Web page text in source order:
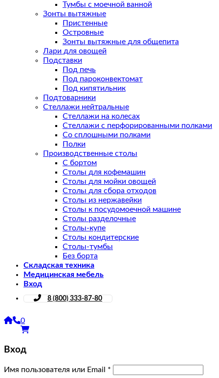
Тумбы с моечной ванной
Зонты вытяжные
Пристенные
Островные
Зонты вытяжные для общепита
Лари для овощей
Подставки
Под печь
Под пароконвектомат
Под кипятильник
Подтоварники
Стеллажи нейтральные
Стеллажи на колесах
Стеллажи с перфорированными полками
Со сплошными полками
Полки
Производственные столы
С бортом
Столы для кофемашин
Столы для мойки овощей
Столы для сбора отходов
Столы из нержавейки
Столы к посудомоечной машине
Столы разделочные
Столы-купе
Столы кондитерские
Столы-тумбы
Без борта
Складская техника
Медицинская мебель
Вход
8 (800) 333-87-80
0
Вход
Имя пользователя или Email *